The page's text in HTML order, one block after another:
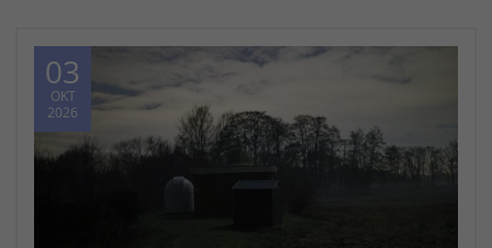
03
OKT
2026